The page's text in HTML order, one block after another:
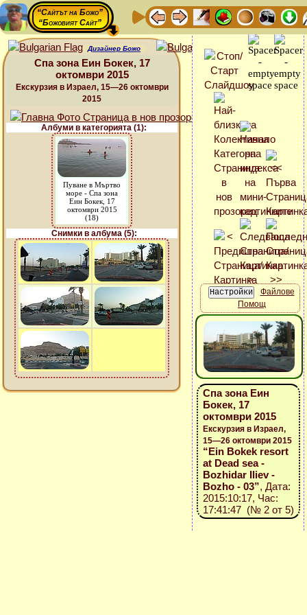
“Сайтът на Божо”
“Божовият Сайт”
Дизайнер Божо
Спа зона Еин Бокек, 17
октомври 2015
Екскурзия в Израел, 15—26 октомври
2015
Албуми в категорията (1):
Пуване в Мъртво
море - Спа зона
Еин Бокек, 17
октомври 2015
(18)
Снимки в албума (5):
Файлове
Помощ
Спа зона Еин
Бокек, 17
октомври 2015
Екскурзия в Израел,
15—26 октомври 2015
“Ein Bokek resort
at Dead sea -
Bozhidar Iliev -
Bozho - 03”, Дата:
2015:10:17, Час:
17:41:47 (№ 2 от 5)